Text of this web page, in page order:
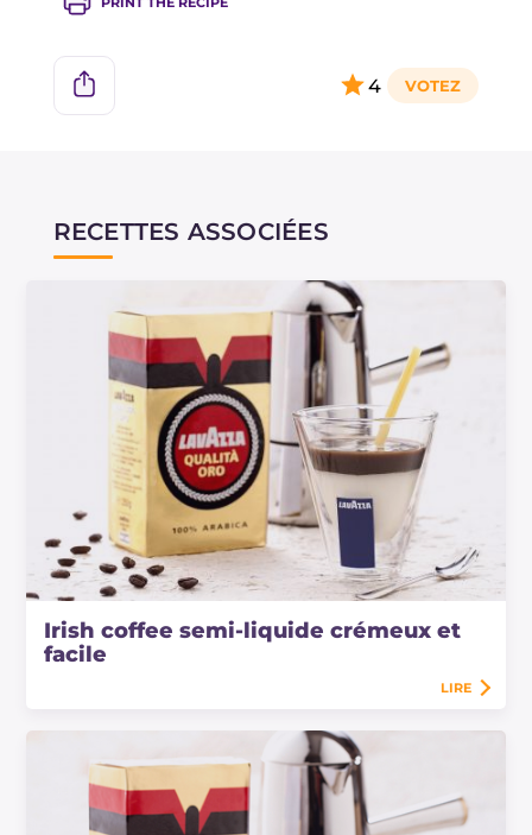
assez : elle doit être légèrement dense mais
encore fluide.
De plus, rappelez-vous que le café irlandais ne
doit jamais être mélangé mais bu à petites
gorgées à travers la couche de crème !
4
RECETTES ASSOCIÉES
Irish coffee semi-liquide crémeux et
facile
LIRE